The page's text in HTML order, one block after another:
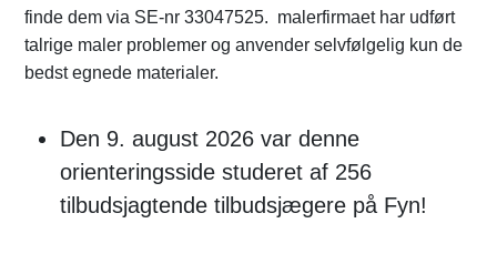
finde dem via SE-nr 33047525. malerfirmaet har udført
talrige maler problemer og anvender selvfølgelig kun de
bedst egnede materialer.
Den 9. august 2026 var denne
orienteringsside studeret af 256
tilbudsjagtende tilbudsjægere på Fyn!